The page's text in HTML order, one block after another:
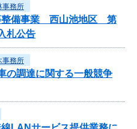
事務所
整備事業 西山池地区 第
札公告
事務所
の調達に関する一般競争